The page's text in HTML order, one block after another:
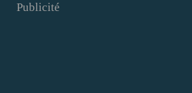
Publicité